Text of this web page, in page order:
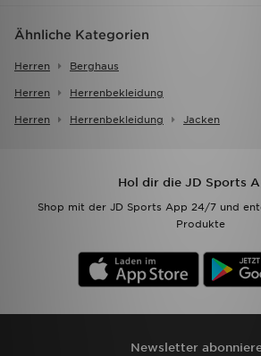
Ähnliche Kategorien
Herren Berghaus
Herren Herrenbekleidung
Herren Herrenbekleidung Jacken
Hol dir die JD Sports
Shop mit der JD Sports App 24/7 und
Produkte
Newsletter